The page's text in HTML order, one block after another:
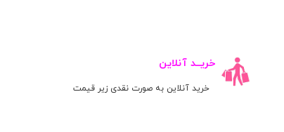
خریــد آنلاین
خرید آنلاین به صورت نقدی زیر قیمت